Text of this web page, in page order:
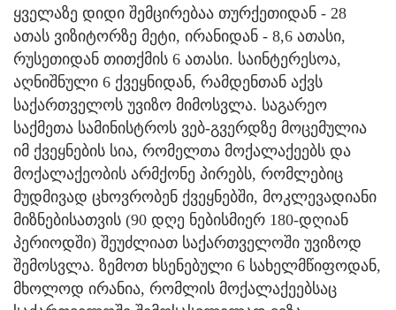
ყველაზე დიდი შემცირებაა თურქეთიდან - 28
ათას ვიზიტორზე მეტი, ირანიდან - 8,6 ათასი,
რუსეთიდან თითქმის 6 ათასი. საინტერესოა,
აღნიშნული 6 ქვეყნიდან, რამდენთან აქვს
საქართველოს უვიზო მიმოსვლა. საგარეო
საქმეთა სამინისტროს ვებ-გვერდზე მოცემულია
იმ ქვეყნების სია, რომელთა მოქალაქეებს და
მოქალაქეობის არმქონე პირებს, რომლებიც
მუდმივად ცხოვრობენ ქვეყნებში, მოკლევადიანი
მიზნებისათვის (90 დღე ნებისმიერ 180-დღიან
პერიოდში) შეუძლიათ საქართველოში უვიზოდ
შემოსვლა. ზემოთ ხსენებული 6 სახელმწიფოდან,
მხოლოდ ირანია, რომლის მოქალაქეებსაც